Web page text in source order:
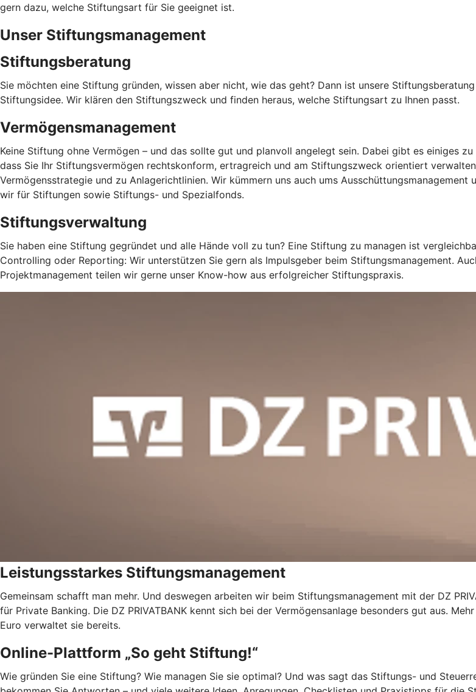
gern dazu, welche Stiftungsart für Sie geeignet ist.
Unser Stiftungsmanagement
Stiftungsberatung
Sie möchten eine Stiftung gründen, wissen aber nicht, wie das geht? Dann ist unsere
Stiftungsidee. Wir klären den Stiftungszweck und finden heraus, welche Stiftungsart zu Ihnen passt.
Vermögensmanagement
Keine Stiftung ohne Vermögen – und das sollte gut und planvoll angelegt sein. Dabei gibt es einiges
dass Sie Ihr Stiftungsvermögen rechtskonform, ertragreich und am Stiftungszweck orientiert
Vermögensstrategie und zu Anlagerichtlinien. Wir kümmern uns auch ums
wir für Stiftungen sowie Stiftungs- und Spezialfonds.
Stiftungsverwaltung
Sie haben eine Stiftung gegründet und alle Hände voll zu tun? Eine Stiftung zu managen ist
Controlling oder Reporting: Wir unterstützen Sie gern als Impulsgeber beim Stiftungsmanagement.
Projektmanagement teilen wir gerne unser Know-how aus erfolgreicher Stiftungspraxis.
Leistungsstarkes Stiftungsmanagement
Gemeinsam schafft man mehr. Und deswegen arbeiten wir beim Stiftungsmanagement mit der DZ
für Private Banking. Die DZ PRIVATBANK kennt sich bei der Vermögensanlage besonders gut aus.
Euro verwaltet sie bereits.
Online-Plattform „So geht Stiftung!“
Wie gründen Sie eine Stiftung? Wie managen Sie sie optimal? Und was sagt das Stiftungs- und